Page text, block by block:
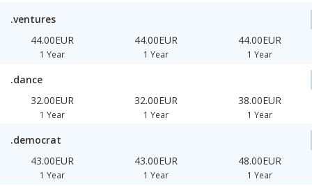
.ventures
44.00EUR
1 Year
44.00EUR
1 Year
44.00EUR
1 Year
.dance
32.00EUR
1 Year
32.00EUR
1 Year
38.00EUR
1 Year
.democrat
43.00EUR
1 Year
43.00EUR
1 Year
48.00EUR
1 Year